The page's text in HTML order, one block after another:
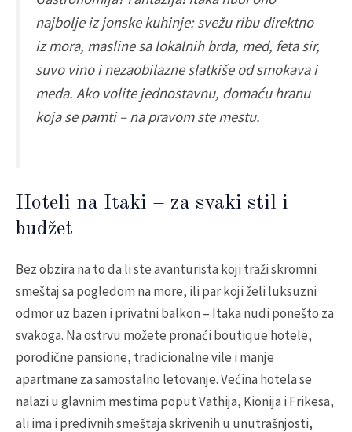
najbolje iz jonske kuhinje: svežu ribu direktno
iz mora, masline sa lokalnih brda, med, feta sir,
suvo vino i nezaobilazne slatkiše od smokava i
meda. Ako volite jednostavnu, domaću hranu
koja se pamti – na pravom ste mestu.
Hoteli na Itaki – za svaki stil i
budžet
Bez obzira na to da li ste avanturista koji traži skromni
smeštaj sa pogledom na more, ili par koji želi luksuzni
odmor uz bazen i privatni balkon – Itaka nudi ponešto za
svakoga. Na ostrvu možete pronaći boutique hotele,
porodične pansione, tradicionalne vile i manje
apartmane za samostalno letovanje. Većina hotela se
nalazi u glavnim mestima poput Vathija, Kionija i Frikesa,
ali ima i predivnih smeštaja skrivenih u unutrašnjosti,